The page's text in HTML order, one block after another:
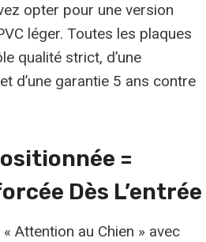
opter pour une version
léger. Toutes les plaques
qualité strict, d’une
d’une garantie 5 ans contre
=
Dès L’entrée
Attention au Chien » avec